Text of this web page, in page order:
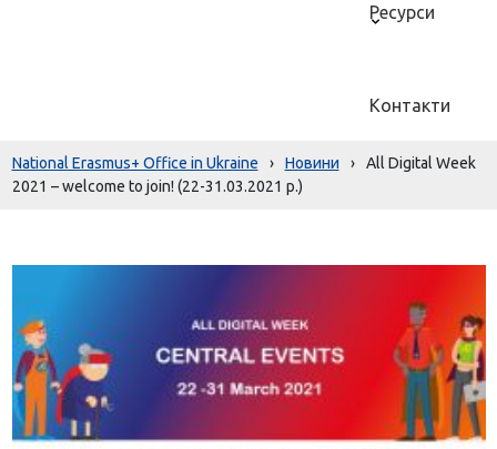
Ресурси
Контакти
National Erasmus+ Office in Ukraine › Новини ›
All Digital Week
2021 – welcome to join! (22-31.03.2021 р.)